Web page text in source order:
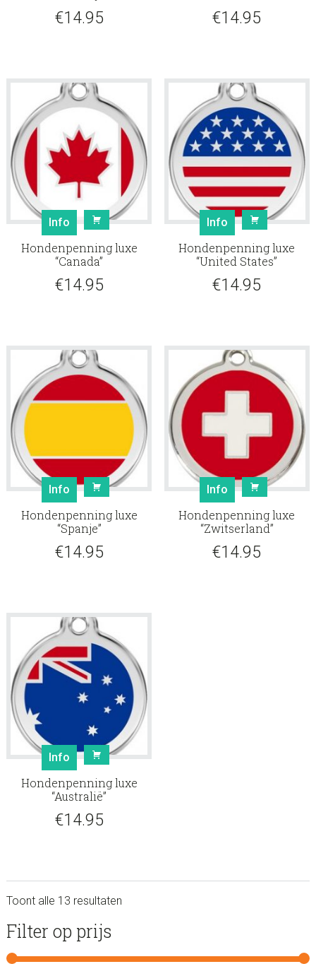
€14.95 €14.95
Info
Hondenpenning luxe
“Canada”
€14.95
Info
Hondenpenning luxe
“United States”
€14.95
Info
Hondenpenning luxe
“Spanje”
€14.95
Info
Hondenpenning luxe
“Zwitserland”
€14.95
Info
Hondenpenning luxe
“Australië”
€14.95
Toont alle 13 resultaten
sidebar
Store
Sidebar
Filter op prijs